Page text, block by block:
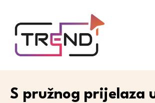
S pružnog prijelaza